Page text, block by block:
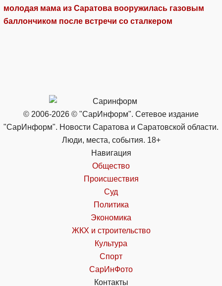
молодая мама из Саратова вооружилась газовым
баллончиком после встречи со сталкером
© 2006-2026 © "СарИнформ". Сетевое издание
"СарИнформ". Новости Саратова и Саратовской области.
Люди, места, события. 18+
Навигация
Общество
Происшествия
Суд
Политика
Экономика
ЖКХ и строительство
Культура
Спорт
СарИнФото
Контакты